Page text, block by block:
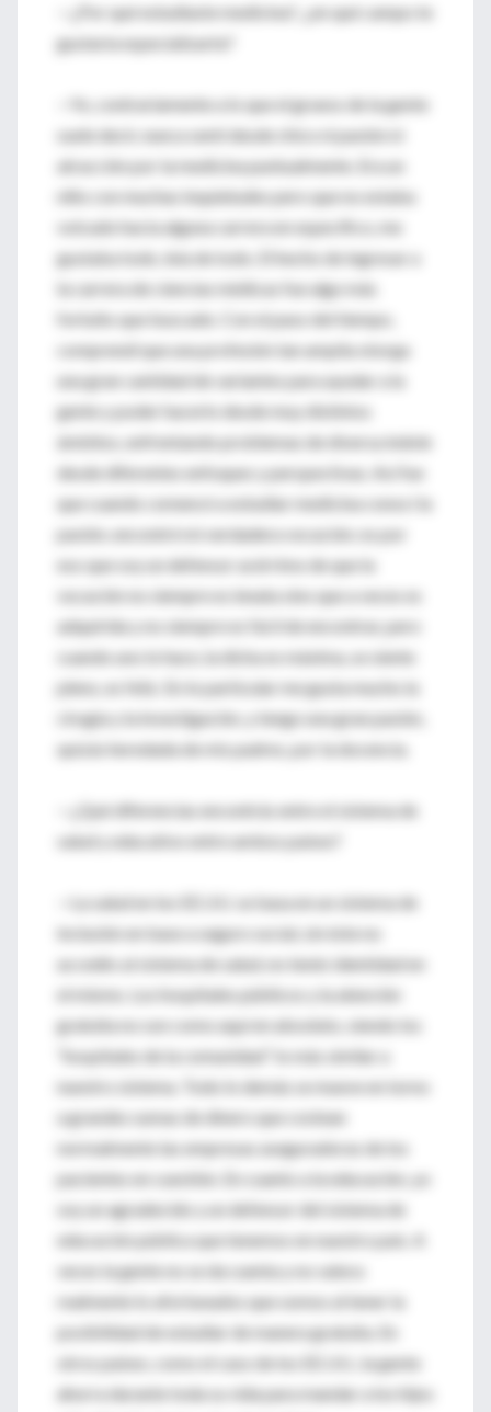
—¿Por qué estudiaste medicina?, ¿en qué campo te
gustaría especializarte?
—Yo, contrariamente a lo que el grueso de la gente
suele decir, nunca sentí desde chico ni pasión ni
atracción por la medicina puntualmente. Era un
niño con muchas inquietudes pero que no estaba
volcado hacia alguna carrera en específico, me
gustaba todo, leía de todo. El hecho de ingresar a
la carrera de ciencias médicas fue algo más
fortuito que buscado. Con el paso del tiempo,
comprendí que una profesión tan amplia otorga
una gran cantidad de variantes para ayudar a la
gente y poder hacerlo desde muy distintos
ámbitos, enfrentando problemas de diversa índole
desde diferentes enfoques y perspectivas. Así fue
que cuando comencé a estudiar medicina conocí la
pasión, encontré mi verdadera vocación; es por
eso que soy un defensor acérrimo de que la
vocación no siempre es innata sino que a veces es
adquirida y no siempre es fácil de encontrar, pero
cuando uno lo hace, la dicha es máxima, se siente
pleno, es feliz. En lo particular me gusta mucho la
cirugía y la investigación, y tengo una gran pasión,
quizás heredada de mis padres, por la docencia.
—¿Qué diferencias encontrás entre el sistema de
salud y educativo entre ambos países?
—La salud en los EE.UU. se basa en un sistema de
inclusión en base a seguro social, sin éste no
accedés al sistema de salud, no tenés identidad en
el mismo. Los hospitales públicos y la atención
gratuita no son como aquí en absoluto, siendo los
“hospitales de la comunidad” lo más similar a
nuestro sistema. Todo lo demás se mueve en torno
a grandes sumas de dinero que costean
normalmente las empresas aseguradoras de los
pacientes en cuestión. En cuanto a la educación, yo
soy un agradecido y un defensor del sistema de
educación pública que tenemos en nuestro país. A
veces la gente no se da cuenta y no valora
realmente lo afortunados que somos al tener la
posibilidad de estudiar de manera gratuita. En
otros países, como el caso de los EE.UU., la gente
ahorra durante toda su vida para mandar a los hijos